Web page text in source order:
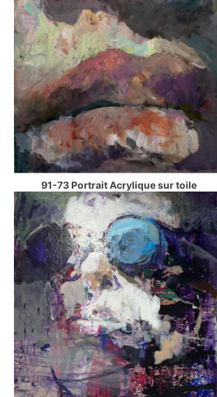
91-73 Portrait Acrylique sur toile